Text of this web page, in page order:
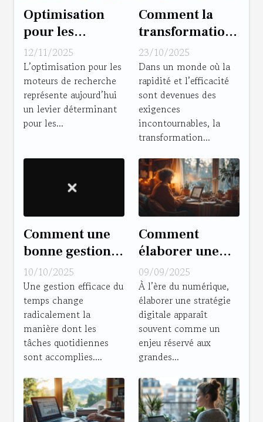
Optimisation
pour les
moteurs de
recherche :
comment une
agence SEO à
Metz peut
transformer
12/11/2025
L’optimisation pour les
moteurs de recherche
représente aujourd’hui
un levier déterminant
pour les...
Comment la
transformation
numérique peut
dynamiser
votre gestion
d'entreprise ?
23/10/2025
Dans un monde où la
rapidité et l’efficacité
sont devenues des
exigences
incontournables, la
transformation...
Comment une
bonne gestion
de temps peut
transformer
votre
productivité?
10/10/2025
Une gestion efficace du
temps change
radicalement la
manière dont les
tâches quotidiennes
sont accomplies....
Comment
élaborer une
stratégie
digitale efficace
sans budget
conséquent ?
09/09/2025
À l’ère du numérique,
élaborer une stratégie
digitale apparaît
souvent comme un
enjeu réservé aux
grandes...